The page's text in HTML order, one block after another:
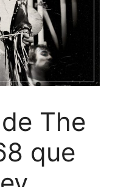
The
que